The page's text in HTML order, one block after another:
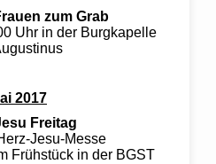
zum Grab
Uhr in der Burgkapelle
2017
Freitag
Jesu-Messe
Frühstück in der BGST